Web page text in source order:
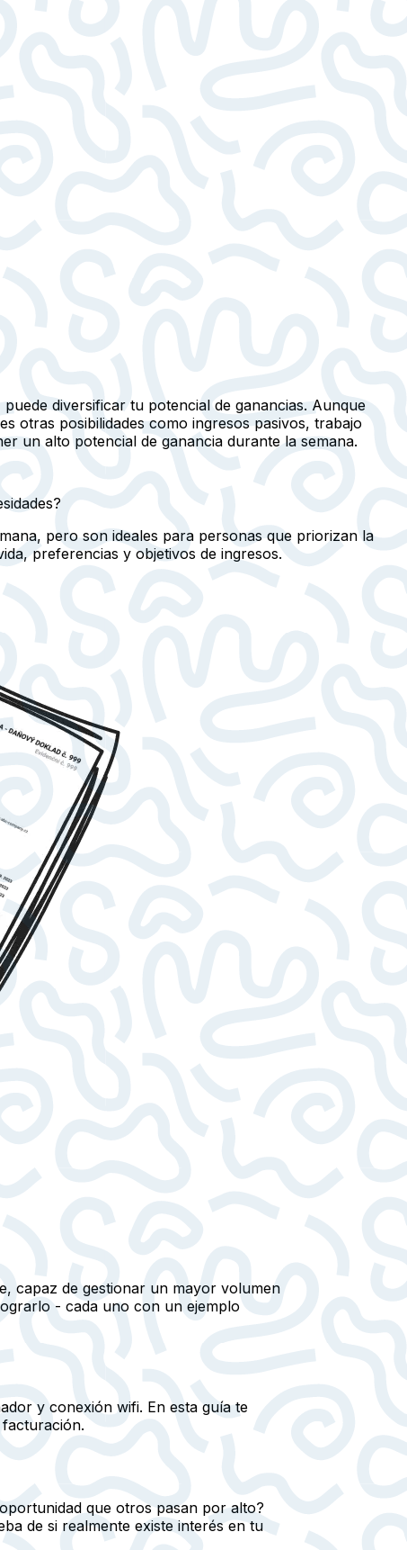
diversificar tu potencial de ganancias. Aunque
otras posibilidades como ingresos pasivos, trabajo
un alto potencial de ganancia durante la semana.
pero son ideales para personas que priorizan la
preferencias y objetivos de ingresos.
capaz de gestionar un mayor volumen
- cada uno con un ejemplo
y conexión wifi. En esta guía te
que otros pasan por alto?
de si realmente existe interés en tu